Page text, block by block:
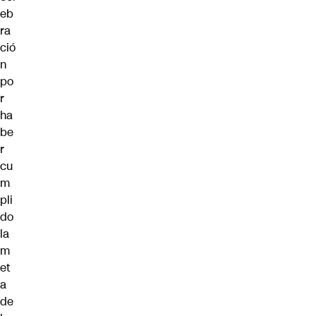
eb
ra
ció
n
po
r
ha
be
r
cu
m
pli
do
la
m
et
a
de